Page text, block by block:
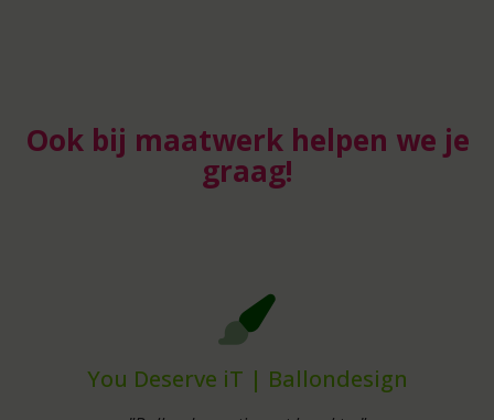
Ook bij maatwerk helpen we je
graag!
You Deserve iT | Ballondesign